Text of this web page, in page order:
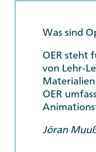
Was sind
OER steht
von Lehr-
OER
Jöran